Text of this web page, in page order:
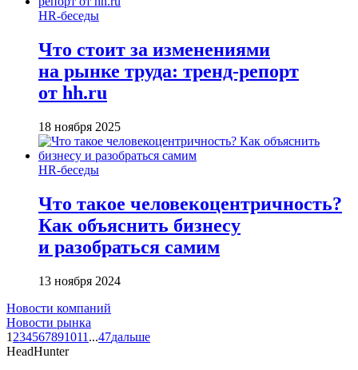
HR-беседы
Что стоит за изменениями
на рынке труда: тренд-репорт
от hh.ru
18 ноября 2025
HR-беседы
Что такое человеко­центричность?
Как объяснить бизнесу
и разобраться самим
13 ноября 2024
Новости компаний
Новости рынка
1 234567891011 ...47дальше
HeadHunter